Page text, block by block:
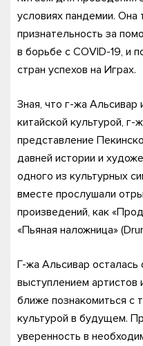
условиях пандемии. Она
признательность за
в борьбе с COVID-19, и
стран успехов на Играх.
Зная, что г-жа Альсивар
китайской культурой, г-
представление
давней истории и
одного из культурных
вместе прослушали
произведений, как
«Пьяная наложница»
Г-жа Альсивар осталась
выступлением артистов
ближе познакомиться с
культурой в будущем.
уверенность в